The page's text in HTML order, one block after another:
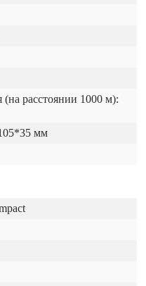
расстоянии 1000 м):
мм